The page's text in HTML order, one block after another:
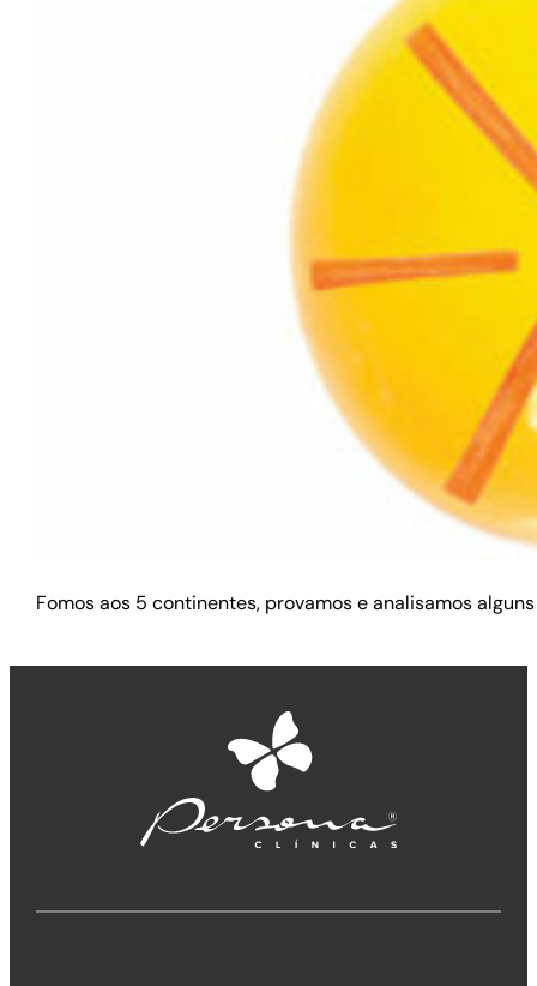
Fomos aos 5 continentes, provamos e analisamos